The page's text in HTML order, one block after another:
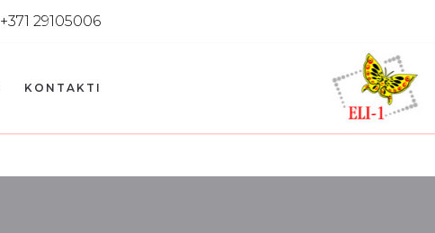
+371 29105006
KONTAKTI